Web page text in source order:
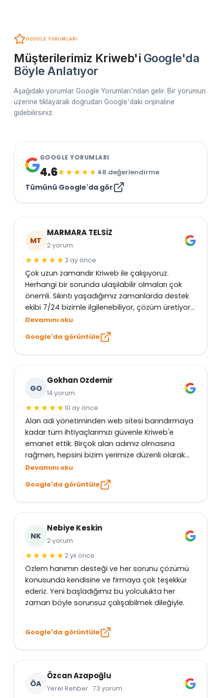
GOOGLE YORUMLARI
Müşterilerimiz Kriweb'i Google'da
Böyle Anlatıyor
Aşağıdaki yorumlar Google Yorumları'ndan gelir. Bir yorumun
üzerine tıklayarak doğrudan Google'daki orijinaline
gidebilirsiniz.
GOOGLE YORUMLARI
4.6 48 değerlendirme
Tümünü Google'da gör
MT
MARMARA TELSİZ
2 yorum
3 ay önce
Çok uzun zamandır Kriweb ile çalışıyoruz.
Herhangi bir sorunda ulaşılabilir olmaları çok
önemli. Sıkıntı yaşadığımız zamanlarda destek
ekibi 7/24 bizimle ilgilenebiliyor, çözüm üretiyor.
Teşekkür ederiz.
Devamını oku
Google'da görüntüle
GO
Gokhan Ozdemir
14 yorum
10 ay önce
Alan adı yönetiminden web sitesi barındırmaya
kadar tüm ihtiyaçlarımızı güvenle Kriweb'e
emanet ettik. Birçok alan adımız olmasına
rağmen, hepsini bizim yerimize düzenli olarak
takip ediyorlar ve hiçbir detayı bize bırakmadan
süreci sorunsuz şekilde yönetiyorlar. Hosting
hizmetlerinde ise gerek performans gerekse
WhatsApp desteği sayesinde, gecenin bir yarısı
bile ticket açmadan gerçek bir teknik uzmanla
doğrudan iletişim kurabiliyoruz. Verdiğimiz
ücretin karşılığında bu kadar kaliteli bir hizmet
almak gerçekten çok değerli. Tüm ekibe
teşekkür ederim.
Devamını oku
Google'da görüntüle
NK
Nebiye Keskin
2 yorum
2 yıl önce
Özlem hanımın desteği ve her sorunu çözümü
konusunda kendisine ve firmaya çok teşekkür
ederiz. Yeni başladığımız bu yolculukta her
zaman böyle sorunsuz çalışabilmek dileğiyle.
Google'da görüntüle
ÖA
Özcan Azapoğlu
Yerel Rehber · 73 yorum